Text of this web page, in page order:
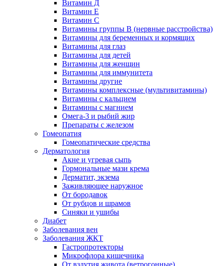
Витамин Д
Витамин Е
Витамин С
Витамины группы В (нервные расстройства)
Витамины для беременных и кормящих
Витамины для глаз
Витамины для детей
Витамины для женщин
Витамины для иммунитета
Витамины другие
Витамины комплексные (мультивитамины)
Витамины с кальцием
Витамины с магнием
Омега-3 и рыбий жир
Препараты с железом
Гомеопатия
Гомеопатические средства
Дерматология
Акне и угревая сыпь
Гормональные мази крема
Дерматит, экзема
Заживляющее наружное
От бородавок
От рубцов и шрамов
Синяки и ушибы
Диабет
Заболевания вен
Заболевания ЖКТ
Гастропротекторы
Микрофлора кишечника
От вздутия живота (ветрогонные)